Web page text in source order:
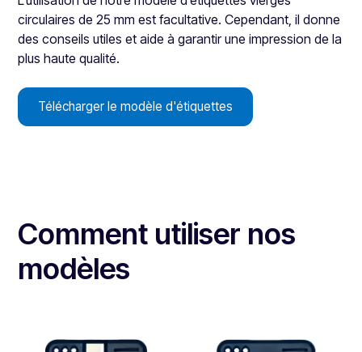
circulaires de 25 mm est facultative. Cependant, il donne
des conseils utiles et aide à garantir une impression de la
plus haute qualité.
Télécharger le modèle d'étiquettes
Comment utiliser nos
modèles